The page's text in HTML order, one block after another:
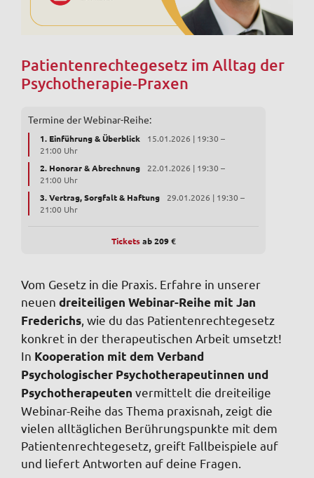
Patientenrechtegesetz im Alltag der
Psychotherapie-Praxen
Termine der Webinar-Reihe:
1. Einführung & Überblick
15.01.2026 | 19:30 –
21:00 Uhr
2. Honorar & Abrechnung
22.01.2026 | 19:30 –
21:00 Uhr
3. Vertrag, Sorgfalt & Haftung
29.01.2026 | 19:30 –
21:00 Uhr
Ticketsab 209 €
Vom Gesetz in die Praxis. Erfahre in unserer
neuen dreiteiligen Webinar-Reihe mit Jan
Frederichs , wie du das Patientenrechtegesetz
konkret in der therapeutischen Arbeit umsetzt!
In Kooperation mit dem Verband
Psychologischer Psychotherapeutinnen und
Psychotherapeuten vermittelt die dreiteilige
Webinar-Reihe das Thema praxisnah, zeigt die
vielen alltäglichen Berührungspunkte mit dem
Patientenrechtegesetz, greift Fallbeispiele auf
und liefert Antworten auf deine Fragen.